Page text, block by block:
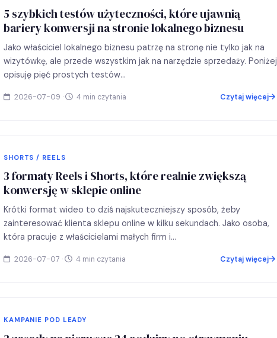
5 szybkich testów użyteczności, które ujawnią
bariery konwersji na stronie lokalnego biznesu
Jako właściciel lokalnego biznesu patrzę na stronę nie tylko jak na
wizytówkę, ale przede wszystkim jak na narzędzie sprzedaży. Poniżej
opisuję pięć prostych testów…
2026-07-09 · 4 min czytania Czytaj więcej
SHORTS / REELS
3 formaty Reels i Shorts, które realnie zwiększą
konwersję w sklepie online
Krótki format wideo to dziś najskuteczniejszy sposób, żeby
zainteresować klienta sklepu online w kilku sekundach. Jako osoba,
która pracuje z właścicielami małych firm i…
2026-07-07 · 4 min czytania Czytaj więcej
KAMPANIE POD LEADY